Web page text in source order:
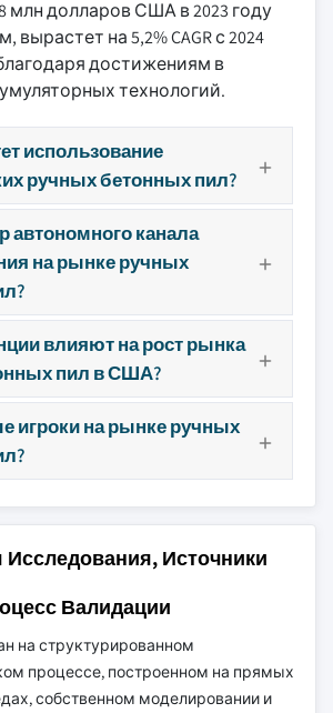
млн долларов США в 2023 году
вырастет на 5,2% CAGR с 2024
достижениям в
технологий.
использование
ручных бетонных пил?
автономного канала
на рынке ручных
влияют на рост рынка
пил в США?
игроки на рынке ручных
Исследования, Источники
Валидации
на структурированном
процессе, построенном на прямых
собственном моделировании и